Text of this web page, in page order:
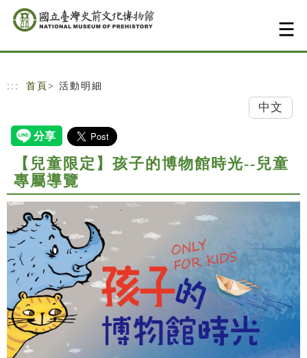
跳到主要內容
網站導覽
::: 首頁 > 活動明細
中文
【兒童限定】孩子的博物館時光--兒童
專屬導覽